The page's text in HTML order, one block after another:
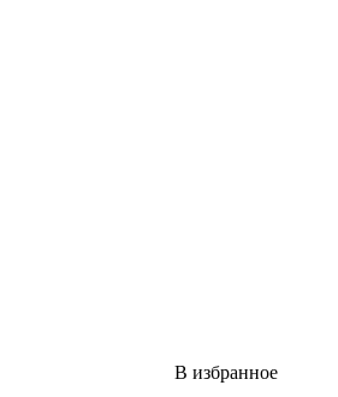
В избранное